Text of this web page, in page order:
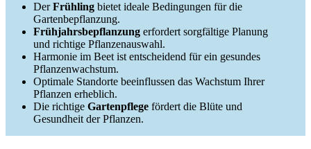
DerFrühling bietet ideale Bedingungen für die
Gartenbepflanzung.
Frühjahrsbepflanzung erfordert sorgfältige Planung
und richtige Pflanzenauswahl.
Harmonie im Beet ist entscheidend für ein gesundes
Pflanzenwachstum.
Optimale Standorte beeinflussen das Wachstum Ihrer
Pflanzen erheblich.
Die richtige Gartenpflege fördert die Blüte und
Gesundheit der Pflanzen.